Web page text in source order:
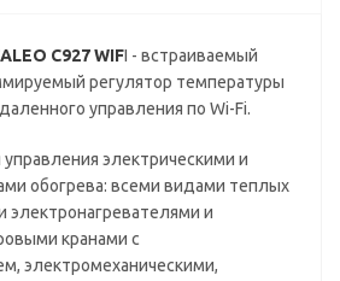
C927 WIFI - встраиваемый
регулятор температуры
управления по Wi-Fi.
электрическими и
обогрева: всеми видами теплых
электронагревателями и
кранами с
электромеханическими,